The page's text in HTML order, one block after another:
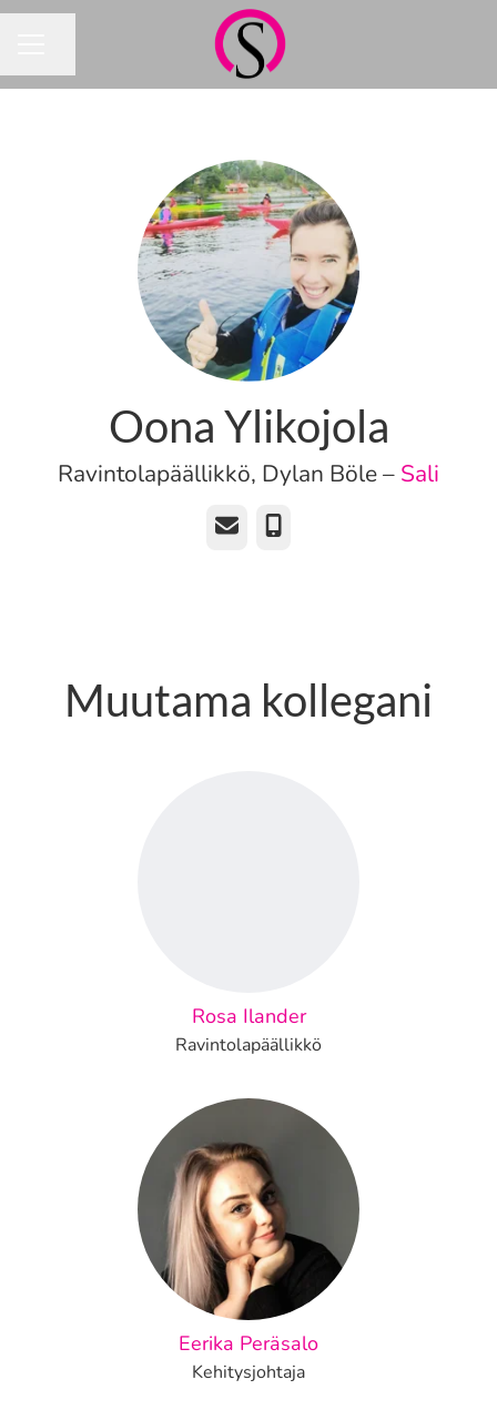
Oona Ylikojola
Ravintolapäällikkö, Dylan Böle – Sali
SähköpostiPuhelin
Muutama kollegani
Rosa Ilander
Ravintolapäällikkö
Eerika Peräsalo
Kehitysjohtaja